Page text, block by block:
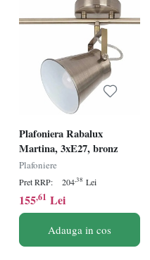
Plafoniera Rabalux
Martina, 3xE27, bronz
Plafoniere
Pret RRP: 204,38 Lei
155,61 Lei
Adauga in cos